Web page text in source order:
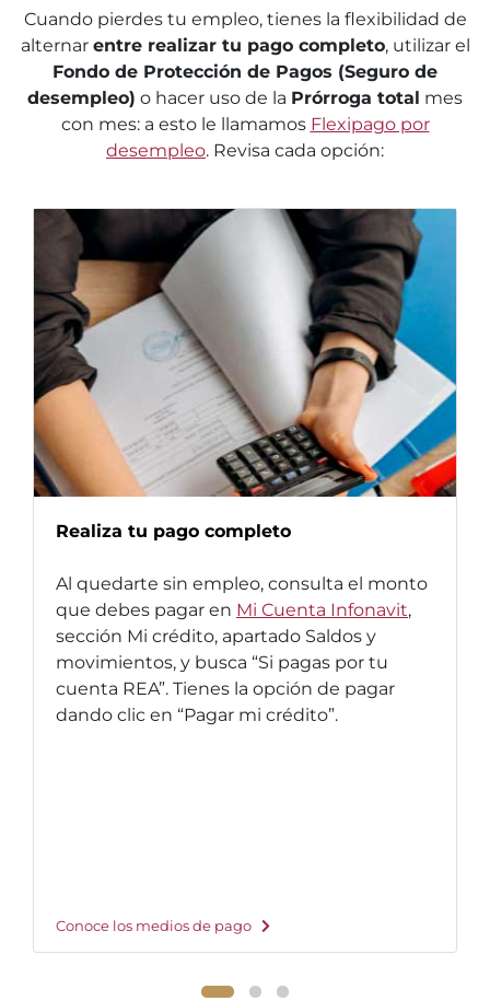
Cuando pierdes tu empleo, tienes la flexibilidad de
alternar entre realizar tu pago completo, utilizar el
Fondo de Protección de Pagos (Seguro de
desempleo) o hacer uso de la Prórroga total mes
con mes: a esto le llamamos Flexipago por
desempleo. Revisa cada opción:
Realiza tu pago completo
Al quedarte sin empleo, consulta el monto
que debes pagar en Mi Cuenta Infonavit,
sección Mi crédito, apartado Saldos y
movimientos, y busca “Si pagas por tu
cuenta REA”. Tienes la opción de pagar
dando clic en “Pagar mi crédito”.
Conoce los medios de pago